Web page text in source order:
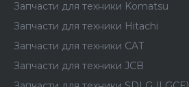
Запчасти для техники Komatsu
Запчасти для техники Hitachi
Запчасти для техники CAT
Запчасти для техники JCB